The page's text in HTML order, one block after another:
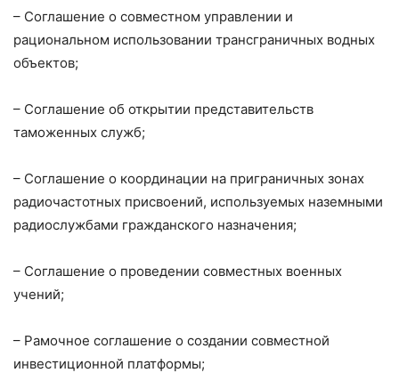
– Соглашение о совместном управлении и
рациональном использовании трансграничных водных
объектов;
– Соглашение об открытии представительств
таможенных служб;
– Соглашение о координации на приграничных зонах
радиочастотных присвоений, используемых наземными
радиослужбами гражданского назначения;
– Соглашение о проведении совместных военных
учений;
– Рамочное соглашение о создании совместной
инвестиционной платформы;